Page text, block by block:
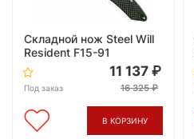
Складной нож Steel Will
Resident F15-91
Под заказ
11 137
16 325
В КОРЗИНУ